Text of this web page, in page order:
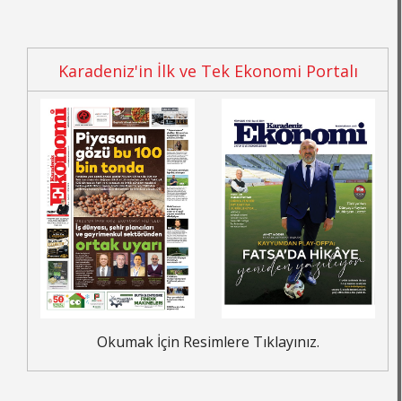
Karadeniz'in İlk ve Tek Ekonomi Portalı
Okumak İçin Resimlere Tıklayınız.